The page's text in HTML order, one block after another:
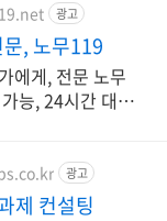
광고
, 노무119
에게, 전문 노무
능, 24시간 대기
광고
제 컨설팅